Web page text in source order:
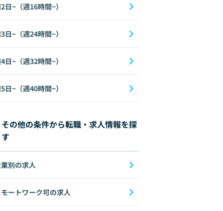
日~（週16時間~）
日~（週24時間~）
日~（週32時間~）
日~（週40時間~）
その他の条件から転職・求人情報を探
す
別の求人
モートワーク可の求人